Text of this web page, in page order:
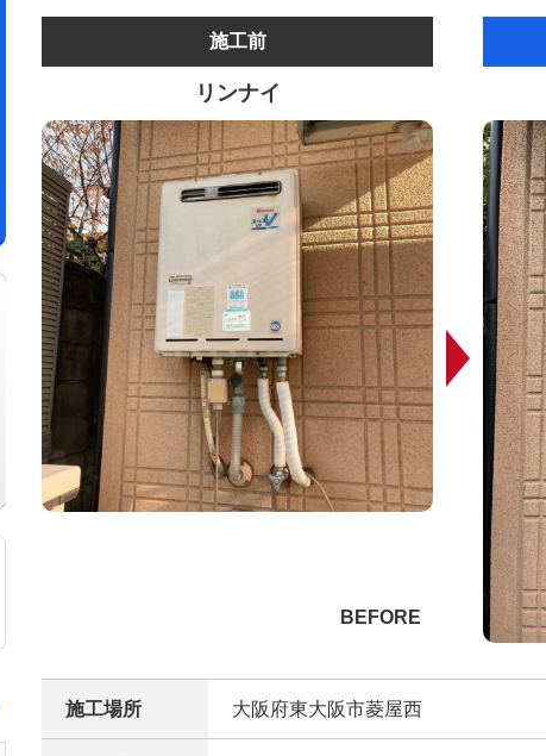
施工前
リンナイ
施工場所 大阪府東大阪市菱屋西